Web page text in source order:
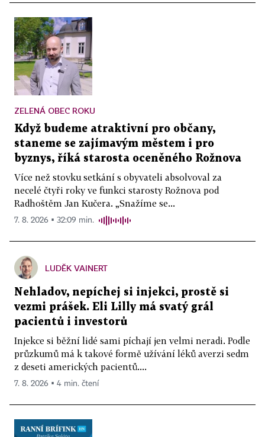
ZELENÁ OBEC ROKU
Když budeme atraktivní pro občany,
staneme se zajímavým městem i pro
byznys, říká starosta oceněného Rožnova
Více než stovku setkání s obyvateli absolvoval za
necelé čtyři roky ve funkci starosty Rožnova pod
Radhoštěm Jan Kučera. „Snažíme se...
7. 8. 2026 ▪ 32:09 min.
LUDĚK VAINERT
Nehladov, nepíchej si injekci, prostě si
vezmi prášek. Eli Lilly má svatý grál
pacientů i investorů
Injekce si běžní lidé sami píchají jen velmi neradi. Podle
průzkumů má k takové formě užívání léků averzi sedm
z deseti amerických pacientů....
7. 8. 2026 ▪ 4 min. čtení